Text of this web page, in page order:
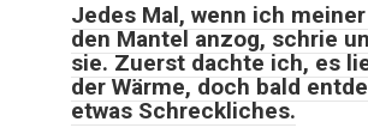
Jedes Mal, wenn ich
den Mantel anzog, schrie
sie. Zuerst dachte ich, es
der Wärme, doch bald
etwas Schreckliches.